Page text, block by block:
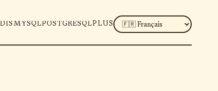
MYSQLPOSTGRESQLPLUS
LANGUAGE